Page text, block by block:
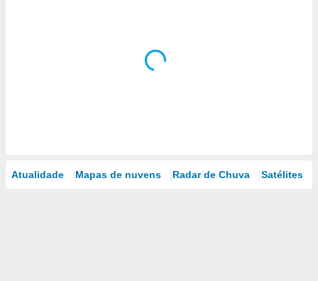
Atualidade Mapas de nuvens Radar de Chuva Satélites